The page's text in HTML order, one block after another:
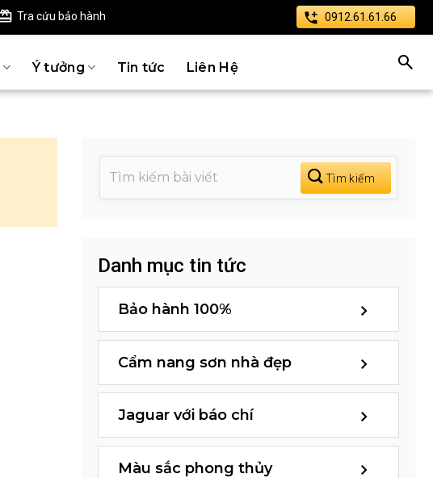
Tra cứu bảo hành 0912.61.61.66
Ý tưởng Tin tức Liên Hệ
Danh mục tin tức
Bảo hành 100%
Cẩm nang sơn nhà đẹp
Jaguar với báo chí
Màu sắc phong thủy